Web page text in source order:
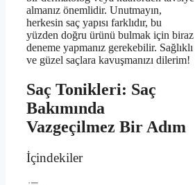
almanız önemlidir. Unutmayın,
herkesin saç yapısı farklıdır, bu
yüzden doğru ürünü bulmak için biraz
deneme yapmanız gerekebilir. Sağlıklı
ve güzel saçlara kavuşmanızı dilerim!
Saç Tonikleri: Saç
Bakımında
Vazgeçilmez Bir Adım
İçindekiler